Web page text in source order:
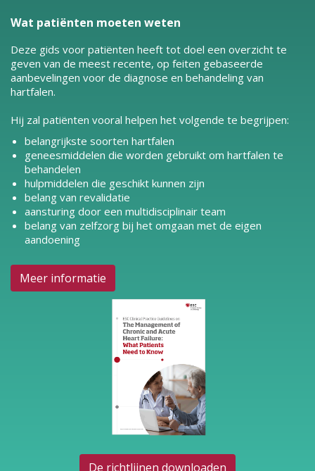
Wat patiënten moeten weten
Deze gids voor patiënten heeft tot doel een overzicht te
geven van de meest recente, op feiten gebaseerde
aanbevelingen voor de diagnose en behandeling van
hartfalen.
Hij zal patiënten vooral helpen het volgende te begrijpen:
belangrijkste soorten hartfalen
geneesmiddelen die worden gebruikt om hartfalen te
behandelen
hulpmiddelen die geschikt kunnen zijn
belang van revalidatie
aansturing door een multidisciplinair team
belang van zelfzorg bij het omgaan met de eigen
aandoening
Meer informatie
De richtlijnen downloaden